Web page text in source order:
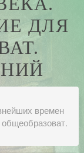
ДЛЯ
времен